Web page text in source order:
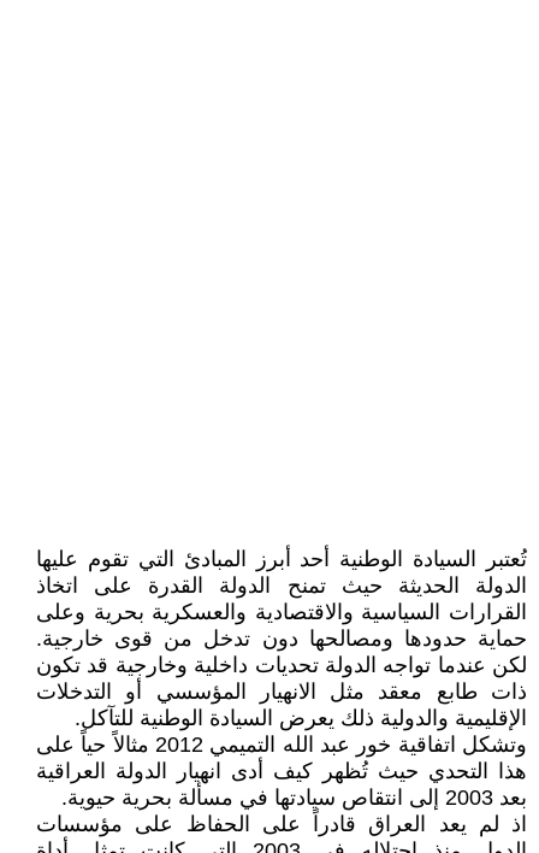
تُعتبر السيادة الوطنية أحد أبرز المبادئ التي تقوم عليها
الدولة الحديثة حيث تمنح الدولة القدرة على اتخاذ
القرارات السياسية والاقتصادية والعسكرية بحرية وعلى
حماية حدودها ومصالحها دون تدخل من قوى خارجية.
لكن عندما تواجه الدولة تحديات داخلية وخارجية قد تكون
ذات طابع معقد مثل الانهيار المؤسسي أو التدخلات
الإقليمية والدولية ذلك يعرض السيادة الوطنية للتآكل.
وتشكل اتفاقية خور عبد الله التميمي 2012 مثالاً حياً على
هذا التحدي حيث تُظهر كيف أدى انهيار الدولة العراقية
بعد 2003 إلى انتقاص سيادتها في مسألة بحرية حيوية.
اذ لم يعد العراق قادراً على الحفاظ على مؤسسات